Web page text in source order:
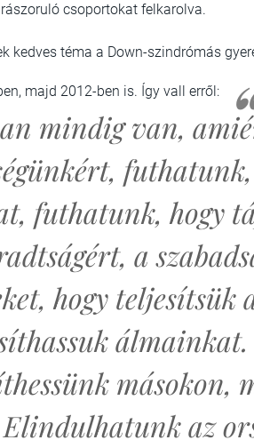
csoportokat felkarolva.
kedves téma a Down-szindrómás
majd 2012-ben is. Így vall erről:
mindig van,
futhatunk, hogy
a
hogy
az